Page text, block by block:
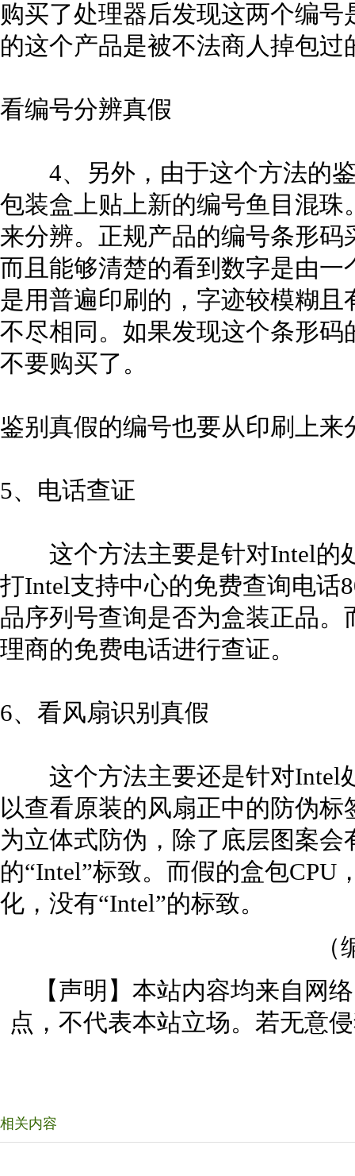
购买了处理器后发现这两个编
的这个产品是被不法商人掉包过
看编号分辨真假
4、另外，由于这个方法的鉴
包装盒上贴上新的编号鱼目混
来分辨。正规产品的编号条形
而且能够清楚的看到数字是由
是用普遍印刷的，字迹较模糊
不尽相同。如果发现这个条形
不要购买了。
鉴别真假的编号也要从印刷上来
5、电话查证
这个方法主要是针对Intel的
打Intel支持中心的免费查询电话
品序列号查询是否为盒装正品
理商的免费电话进行查证。
6、看风扇识别真假
这个方法主要还是针对Intel
以查看原装的风扇正中的防伪
为立体式防伪，除了底层图案
的“Intel”标致。而假的盒包
化，没有“Intel”的标致。
【声明】本站内容均来自网
点，不代表本站立场。若无意
相关内容